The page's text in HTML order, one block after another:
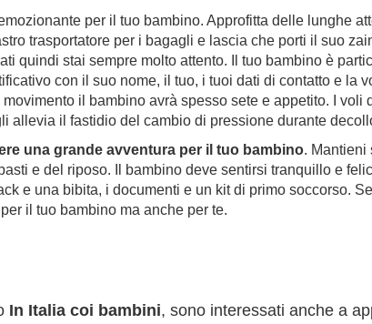
per il tuo bambino. Approfitta delle lunghe
trasportatore per i bagagli e lascia che porti il suo
quindi stai sempre molto attento. Il tuo bambino è
con il suo nome, il tuo, i tuoi dati di contatto e la
il bambino avrà spesso sete e appetito. I
allevia il fastidio del cambio di pressione durante
una grande avventura per il tuo bambino. Mantieni
e del riposo. Il bambino deve sentirsi tranquillo e
e una bibita, i documenti e un kit di primo soccorso.
il tuo bambino ma anche per te.
In Italia coi bambini, sono interessati anche a